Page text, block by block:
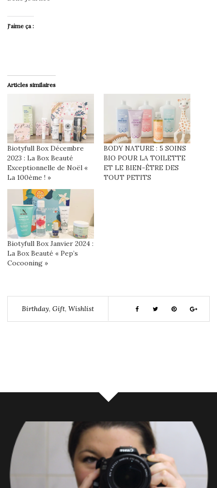
J’aime ça :
Articles similaires
Biotyfull Box Décembre
2023 : La Box Beauté
Exceptionnelle de Noël «
La 100ème ! »
BODY NATURE : 5 SOINS
BIO POUR LA TOILETTE
ET LE BIEN-ÊTRE DES
TOUT PETITS
Biotyfull Box Janvier 2024 :
La Box Beauté « Pep’s
Cocooning »
Birthday, Gift, Wishlist